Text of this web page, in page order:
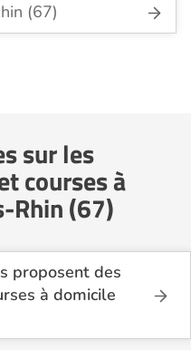
(67)
sur les
courses à
Rhin (67)
proposent des
à domicile
on recense